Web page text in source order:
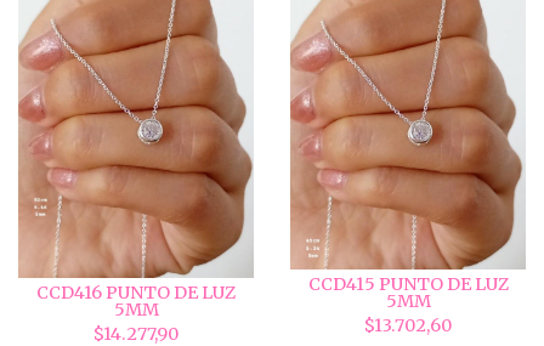
CCD416 PUNTO DE LUZ
5MM
$14.277,90
CCD415 PUNTO DE LUZ
5MM
$13.702,60